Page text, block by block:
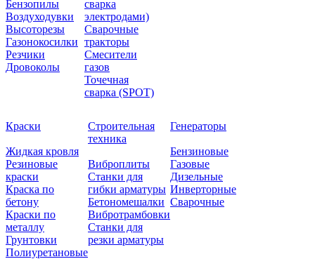
Бензопилы
Воздуходувки
Высоторезы
Газонокосилки
Резчики
Дровоколы
сварка
электродами)
Сварочные
тракторы
Смесители
газов
Точечная
сварка (SPOT)
Краски
Жидкая кровля
Резиновые
краски
Краска по
бетону
Краски по
металлу
Грунтовки
Полиуретановые
Строительная
техника
Виброплиты
Станки для
гибки арматуры
Бетономешалки
Вибротрамбовки
Станки для
резки арматуры
Генераторы
Бензиновые
Газовые
Дизельные
Инверторные
Сварочные